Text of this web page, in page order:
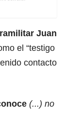
Juan
el “testigo
contacto
(...) no